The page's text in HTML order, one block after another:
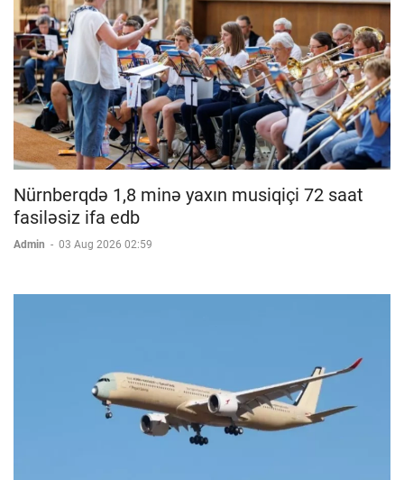
Nürnberqdə 1,8 minə yaxın musiqiçi 72 saat
fasiləsiz ifa edb
Admin - 03 Aug 2026 02:59